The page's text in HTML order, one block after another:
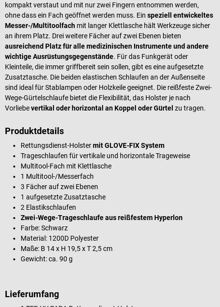
kompakt verstaut und mit nur zwei Fingern entnommen werden,
ohne dass ein Fach geöffnet werden muss. Ein speziell entwickeltes
Messer-/Multitoolfach mit langer Klettlasche hält Werkzeuge sicher
an ihrem Platz. Drei weitere Fächer auf zwei Ebenen bieten
ausreichend Platz für alle medizinischen Instrumente und andere
wichtige Ausrüstungsgegenstände. Für das Funkgerät oder
Kleinteile, die immer griffbereit sein sollen, gibt es eine aufgesetzte
Zusatztasche. Die beiden elastischen Schlaufen an der Außenseite
sind ideal für Stablampen oder Holzkeile geeignet. Die reißfeste Zwei-
Wege-Gürtelschlaufe bietet die Flexibilität, das Holster je nach
Vorliebevertikal oder horizontal an Koppel oder Gürtel zu tragen.
Produktdetails
Rettungsdienst-Holstermit GLOVE-FIX System
Trageschlaufen für vertikale und horizontale Trageweise
Multitool-Fach mit Klettlasche
1 Multitool-/Messerfach
3 Fächer auf zwei Ebenen
1 aufgesetzte Zusatztasche
2 Elastikschlaufen
Zwei-Wege-Trageschlaufe aus reißfestem Hyperlon
Farbe: Schwarz
Material: 1200D Polyester
Maße: B 14 x H 19,5 x T 2,5 cm
Gewicht: ca. 90 g
Lieferumfang